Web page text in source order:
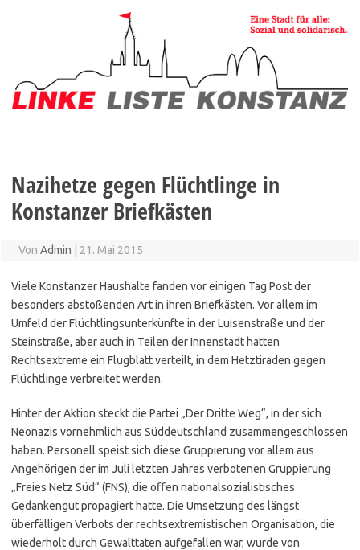
Nazihetze gegen Flüchtlinge in
Konstanzer Briefkästen
Von Admin 21. Mai 2015
Viele Konstanzer Haushalte fanden vor einigen Tag Post der
besonders abstoßenden Art in ihren Briefkästen. Vor allem im
Umfeld der Flüchtlingsunterkünfte in der Luisenstraße und der
Steinstraße, aber auch in Teilen der Innenstadt hatten
Rechtsextreme ein Flugblatt verteilt, in dem Hetztiraden gegen
Flüchtlinge verbreitet werden.
Hinter der Aktion steckt die Partei „Der Dritte Weg“, in der sich
Neonazis vornehmlich aus Süddeutschland zusammengeschlossen
haben. Personell speist sich diese Gruppierung vor allem aus
Angehörigen der im Juli letzten Jahres verbotenen Gruppierung
„Freies Netz Süd“ (FNS), die offen nationalsozialistisches
Gedankengut propagiert hatte. Die Umsetzung des längst
überfälligen Verbots der rechtsextremistischen Organisation, die
wiederholt durch Gewalttaten aufgefallen war, wurde von